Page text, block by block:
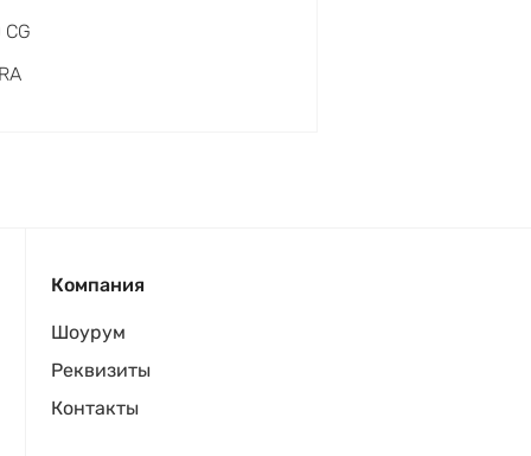
Компания
Шоурум
Реквизиты
Контакты